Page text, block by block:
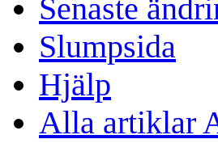
Senaste
Slumpsida
Hjälp
Alla artiklar